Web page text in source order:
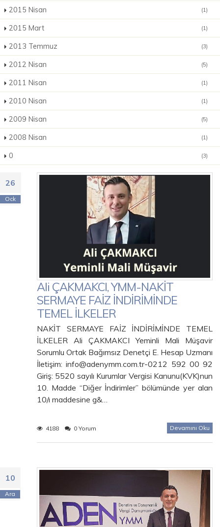
2015 Nisan (1)
2015 Mart (1)
2013 Temmuz (3)
2012 Nisan (5)
2011 Nisan (1)
2010 Nisan (1)
2009 Nisan (5)
2008 Nisan (1)
0 (3)
26
Ock
Ali ÇAKMAKCI, YMM-NAKİT
SERMAYE FAİZ İNDİRİMİNDE
TEMEL İLKELER
NAKİT SERMAYE FAİZ İNDİRİMİNDE TEMEL
İLKELER Ali ÇAKMAKCI Yeminli Mali Müşavir
Sorumlu Ortak Bağımsız Denetçi E. Hesap Uzmanı
İletişim: info@adenymm.com.tr-0212 592 00 92
Giriş: 5520 sayılı Kurumlar Vergisi Kanunu(KVK)nun
10. Madde “Diğer İndirimler” bölümünde yer alan
10/ı maddesine g&…
4188 0 Yorum Devamını Oku
10
Ara